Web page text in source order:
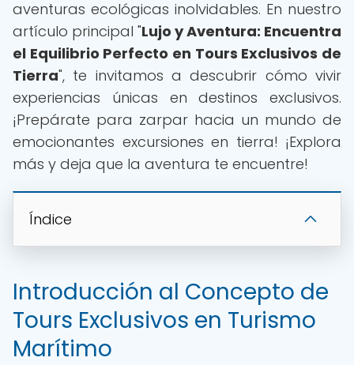
aventuras ecológicas inolvidables. En nuestro
artículo principal "Lujo y Aventura: Encuentra
el Equilibrio Perfecto en Tours Exclusivos de
Tierra", te invitamos a descubrir cómo vivir
experiencias únicas en destinos exclusivos.
¡Prepárate para zarpar hacia un mundo de
emocionantes excursiones en tierra! ¡Explora
más y deja que la aventura te encuentre!
Índice
Introducción al Concepto de
Tours Exclusivos en Turismo
Marítimo